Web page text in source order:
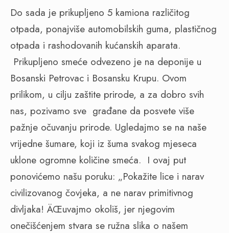
Do sada je prikupljeno 5 kamiona različitog
otpada, ponajviše automobilskih guma, plastičnog
otpada i rashodovanih kućanskih aparata.
Prikupljeno smeće odvezeno je na deponije u
Bosanski Petrovac i Bosansku Krupu. Ovom
prilikom, u cilju zaštite prirode, a za dobro svih
nas, pozivamo sve građane da posvete više
pažnje očuvanju prirode. Ugledajmo se na naše
vrijedne šumare, koji iz šuma svakog mjeseca
uklone ogromne količine smeća. I ovaj put
ponovićemo našu poruku: „Pokažite lice i narav
civilizovanog čovjeka, a ne narav primitivnog
divljaka! ÄŒuvajmo okoliš, jer njegovim
onečišćenjem stvara se ružna slika o našem